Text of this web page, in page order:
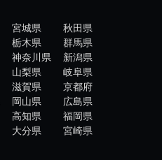
宮城県
秋田県
栃木県
群馬県
神奈川県
新潟県
山梨県
岐阜県
滋賀県
京都府
岡山県
広島県
高知県
福岡県
大分県
宮崎県